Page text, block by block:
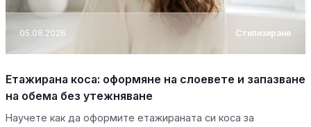
05.08.2026 Стилизиране
Етажирана коса: оформяне на слоевете и запазване
на обема без утежняване
Научете как да оформите етажираната си коса за